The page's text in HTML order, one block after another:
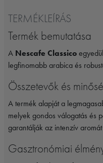
TERMÉKLEÍRÁS
Termék bemutatása
A Nescafe Classico
legfinomabb arabica és
Összetevők és
A termék alapját a
melyek gondos válogatás és
garantálják az intenzív
Gasztronómiai